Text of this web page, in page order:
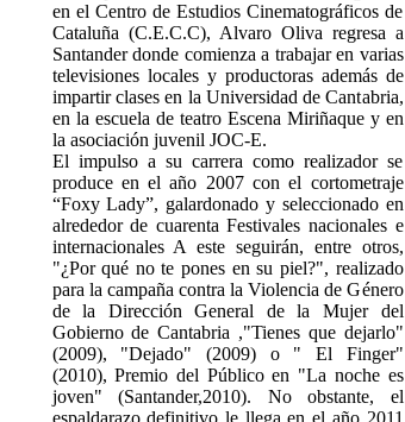
en el Centro de Estudios Cinematográficos de
Cataluña (C.E.C.C), Alvaro Oliva regresa a
Santander donde comienza a trabajar en varias
televisiones locales y productoras además de
impartir clases en la Universidad de Cantabria,
en la escuela de teatro Escena Miriñaque y en
la asociación juvenil JOC-E.
El impulso a su carrera como realizador se
produce en el año 2007 con el cortometraje
“Foxy Lady”, galardonado y seleccionado en
alrededor de cuarenta Festivales nacionales e
internacionales A este seguirán, entre otros,
"¿Por qué no te pones en su piel?", realizado
para la campaña contra la Violencia de Género
de la Dirección General de la Mujer del
Gobierno de Cantabria ,"Tienes que dejarlo"
(2009), "Dejado" (2009) o " El Finger"
(2010), Premio del Público en "La noche es
joven" (Santander,2010). No obstante, el
espaldarazo definitivo le llega en el año 2011